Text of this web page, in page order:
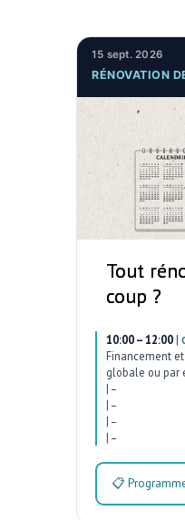
15 sept. 2026
RÉNOVATION
Tout
coup ?
10:00 – 12:00 |
Financement
globale ou par
| –
| –
| –
| –
📋